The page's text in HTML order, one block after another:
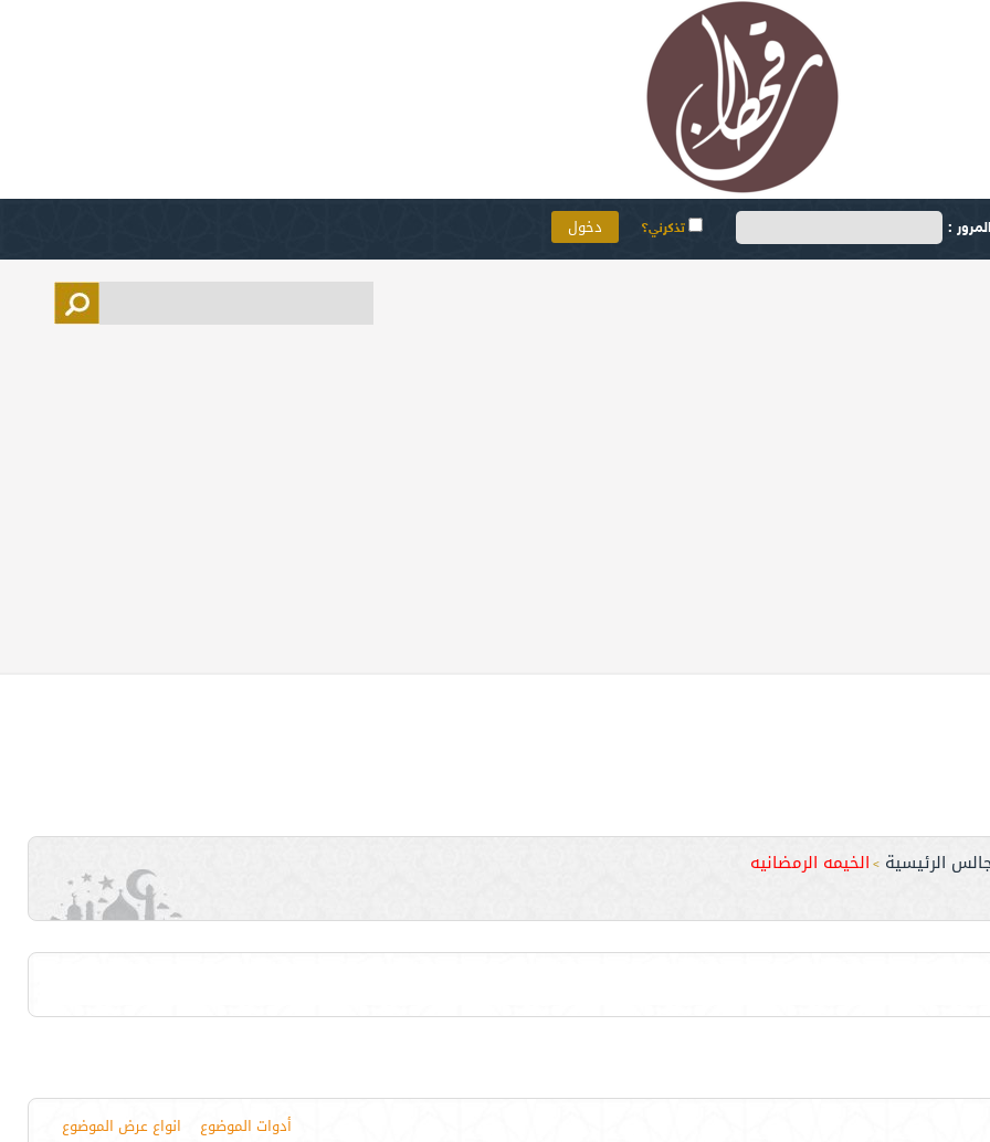
: تذكرني؟
الرئيسية > الخيمه الرمضانيه
أدوات الموضوع انواع عرض الموضوع